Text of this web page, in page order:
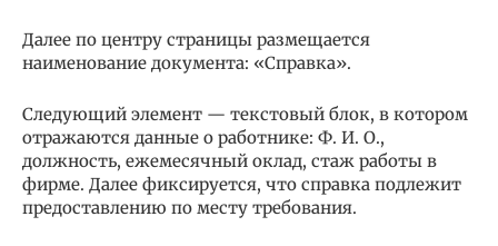
Далее по центру страницы размещается
наименование документа: «Справка».
Следующий элемент — текстовый блок, в котором
отражаются данные о работнике: Ф. И. О.,
должность, ежемесячный оклад, стаж работы в
фирме. Далее фиксируется, что справка подлежит
предоставлению по месту требования.